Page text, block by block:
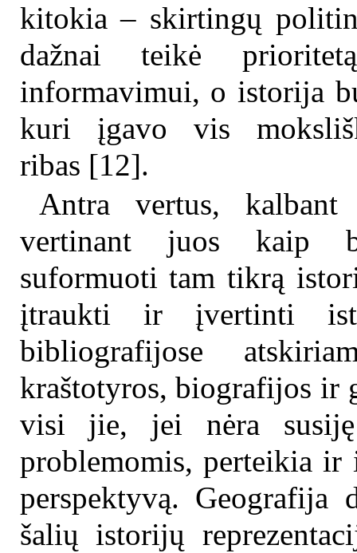
kitokia – skirtingų
dažnai teikė
informavimui, o istorija
kuri įgavo vis
ribas [12].
Antra vertus,
vertinant juos kaip
suformuoti tam tikrą
įtraukti ir įvertinti
bibliografijose
kraštotyros, biografijos ir
visi jie, jei nėra susiję
problemomis, perteikia ir
perspektyvą. Geografija
šalių istorijų